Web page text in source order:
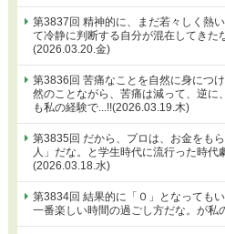
第3837回 精神的に、まだ若々しく熱
て冷静に判断する自分が混在してきた
(2026.03.20.金)
第3836回 苦痛なことを自然に身につ
然のことながら、苦痛は減って、逆に
も私の経験で...!!(2026.03.19.木)
第3835回 だから、プロは、お金をも
人」だな。と学生時代に流行った時代
(2026.03.18.水)
第3834回 結果的に「０」となっても
一番楽しい時間の過ごし方だな。が私